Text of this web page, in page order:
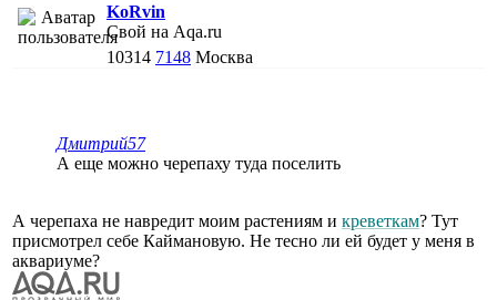
KoRvin
Свой на Aqa.ru
10314 7148 Москва
Дмитрий57
А еще можно черепаху туда поселить
А черепаха не навредит моим растениям и креветкам? Тут
присмотрел себе Каймановую. Не тесно ли ей будет у меня в
аквариуме?